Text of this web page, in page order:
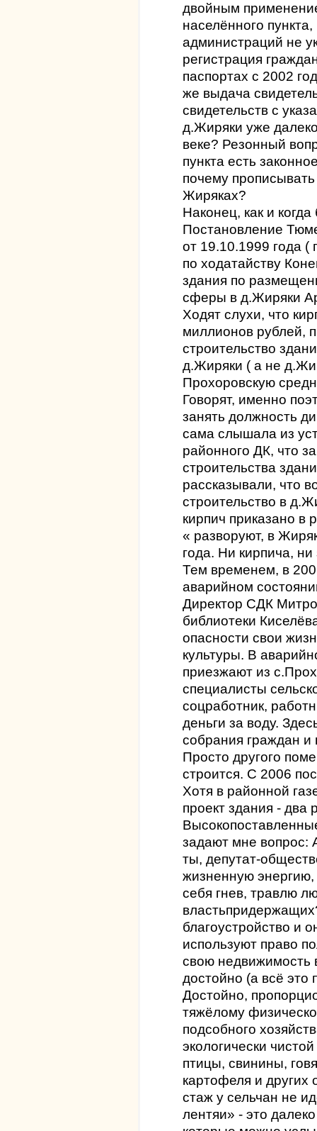
двойным
населённого
администраций не
регистрация
паспортах с 2002
же выдача
свидетельств с
д.Жиряки уже
веке? Резонный
пункта есть
почему
Жиряках?
Наконец, как и
Постановление
от 19.10.1999 года (
по ходатайству
здания по
сферы в д.Жиряки
Ходят слухи, что
миллионов рублей,
строительство
д.Жиряки ( а не
Прохоровскую
Говорят, именно
занять должность
сама слышала из
районного ДК, что
строительства
рассказывали, что
строительство в
кирпич приказано в
« разворуют, в
года. Ни кирпича, ни
Тем временем, в
аварийном
Директор СДК
библиотеки
опасности свои
культуры. В
приезжают из
специалисты
соцработник,
деньги за воду.
собрания граждан
Просто другого
строится. С 2006
Хотя в районной
проект здания - два
задают мне вопрос:
ты, депутат-
жизненную
себя гнев, травлю
благоустройство и
используют право
свою недвижимость
достойно (а всё это
Достойно,
тяжёлому
подсобного
экологически
птицы, свинины,
картофеля и
стаж у сельчан не
лентяи» - это